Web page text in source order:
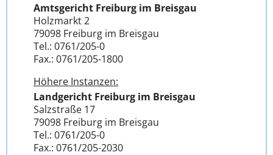
Amtsgericht Freiburg im Breisgau
Holzmarkt 2
79098 Freiburg im Breisgau
Tel.: 0761/205-0
Fax.: 0761/205-1800
Höhere Instanzen:
Landgericht Freiburg im Breisgau
Salzstraße 17
79098 Freiburg im Breisgau
Tel.: 0761/205-0
Fax.: 0761/205-2030